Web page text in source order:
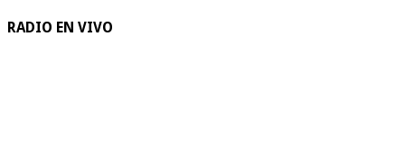
RADIO EN VIVO